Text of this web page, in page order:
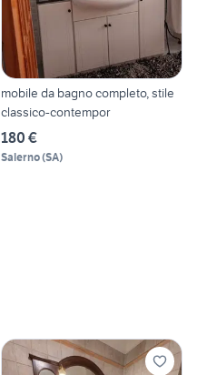
mobile da bagno completo, stile
classico-contempor
180 €
Salerno(SA)